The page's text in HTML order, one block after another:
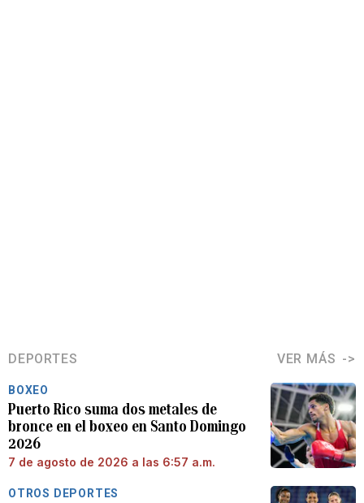
DEPORTES VER MÁS
BOXEO
Puerto Rico suma dos metales de
bronce en el boxeo en Santo Domingo
2026
7 de agosto de 2026 a las 6:57 a.m.
OTROS DEPORTES